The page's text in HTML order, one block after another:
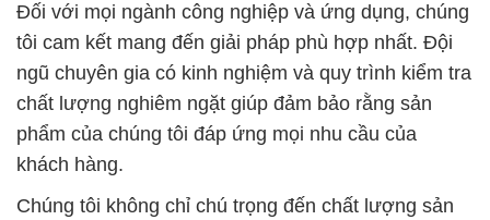
Đối với mọi ngành công nghiệp và ứng dụng, chúng
tôi cam kết mang đến giải pháp phù hợp nhất. Đội
ngũ chuyên gia có kinh nghiệm và quy trình kiểm tra
chất lượng nghiêm ngặt giúp đảm bảo rằng sản
phẩm của chúng tôi đáp ứng mọi nhu cầu của
khách hàng.
Chúng tôi không chỉ chú trọng đến chất lượng sản